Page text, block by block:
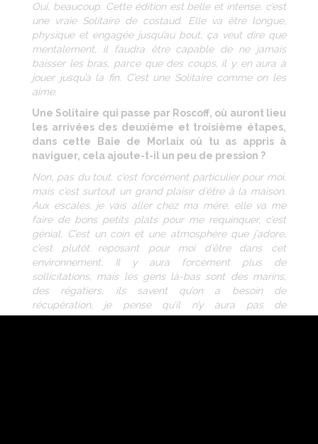
Oui, beaucoup. Cette édition est belle et intense, c’est
une vraie Solitaire de costaud. Elle va être longue,
physique et engagée jusqu’au bout, ça veut dire que
mentalement, il faudra être capable de ne jamais
baisser les bras, parce que des coups, il y en aura à
jouer jusqu’à la fin. C’est une Solitaire comme on les
aime.
Une Solitaire qui passe par Roscoff, où auront lieu
les arrivées des deuxième et troisième étapes,
dans cette Baie de Morlaix où tu as appris à
naviguer, cela ajoute-t-il un peu de pression ?
Non, pas du tout, c’est forcément particulier pour moi,
mais c’est surtout un grand plaisir d’être à la maison.
Aux escales, je vais aller chez ma mère, elle va me
faire de bons petits plats pour me requinquer, c’est
génial. C’est un coin et une atmosphère que j’adore,
c’est plutôt reposant pour moi d’être dans cet
environnement. Il y aura forcément plus de
sollicitations, mais les gens là-bas sont des marins,
des régatiers, ils savent qu’on a besoin de
récupération, je pense qu’il n’y aura pas de
débordements !